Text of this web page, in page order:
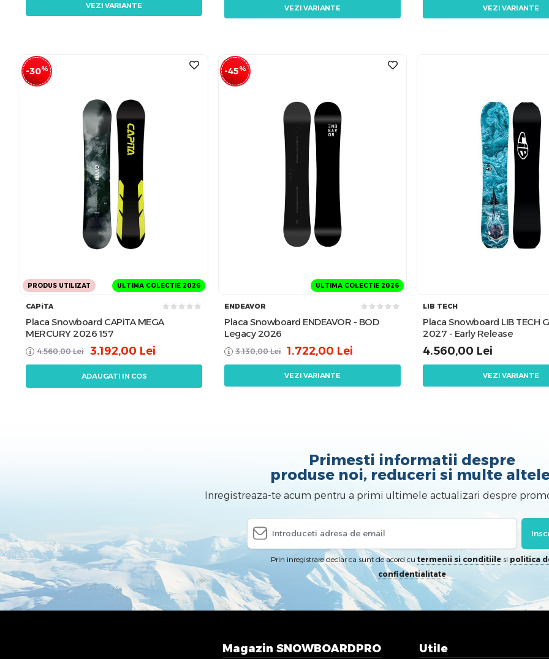
VEZI VARIANTE VEZI VARIANTE VEZI VARIANTE
-30%
ULTIMA COLECTIE 2026
PRODUS UTILIZAT
CAPiTA
Placa Snowboard CAPiTA MEGA
MERCURY 2026 157
4.560,00 Lei 3.192,00 Lei
ADAUGATI IN COS
-45%
ULTIMA COLECTIE 2026
ENDEAVOR
Placa Snowboard ENDEAVOR - BOD
Legacy 2026
3.130,00 Lei 1.722,00 Lei
VEZI VARIANTE
LIB TECH
Placa Snowboard LIB TECH
2027 - Early Release
4.560,00 Lei
VEZI VARIANTE
Primesti informatii despre
produse noi, reduceri si multe
Inregistreaza-te acum pentru a primi ultimele actualizari despre
Prin inregistrare declar ca sunt de acord cu termenii si conditiile si politica
confidentialitate
Magazin SNOWBOARDPRO Utile